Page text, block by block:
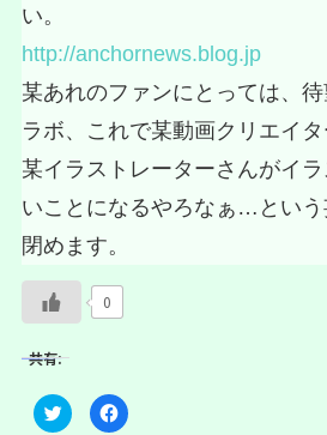
い。
http://anchornews.blog.jp
某あれのファンにとっては、
ラボ、これで某動画クリエイタ
某イラストレーターさんがイ
いことになるやろなぁ…という
閉めます。
0
共有:
ク
リ
F
a